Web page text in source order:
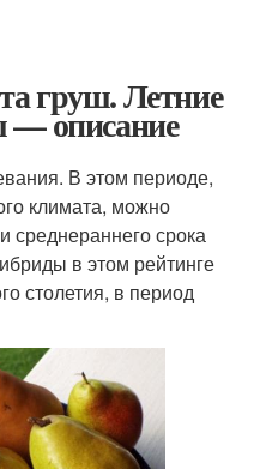
груш. Летние
— описание
В этом периоде,
климата, можно
среднераннего срока
в этом рейтинге
столетия, в период